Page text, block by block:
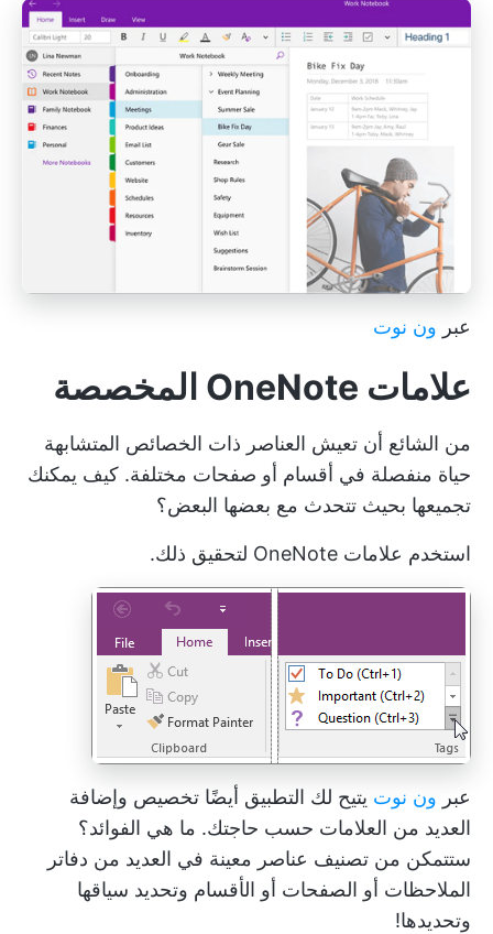
عبر ون نوت
علامات OneNote المخصصة
من الشائع أن تعيش العناصر ذات الخصائص المتشابهة
حياة منفصلة في أقسام أو صفحات مختلفة. كيف يمكنك
تجميعها بحيث تتحدث مع بعضها البعض؟
استخدم علامات OneNote لتحقيق ذلك.
عبر ون نوت يتيح لك التطبيق أيضًا تخصيص وإضافة
العديد من العلامات حسب حاجتك. ما هي الفوائد؟
ستتمكن من تصنيف عناصر معينة في العديد من دفاتر
الملاحظات أو الصفحات أو الأقسام وتحديد سياقها
وتحديدها!